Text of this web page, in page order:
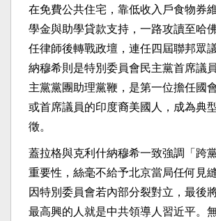
在免費公共住宅，靠低收入戶食物券
學金與助學貸款支持，一路攻讀至哈
任律師後轉戰政壇，連任四屆聯邦眾
納穆希則是特別委員會民主黨首席議
主黨黨團助理黨鞭，是第一位擔任國
或首席議員的印度裔美國人，成為典
徵。
蓋拉格與克利什納穆希一致強調「跨
重要性，絲毫不給予北京當局任何見
因特別委員會若內部分裂對立，最後
最高興的人就是中共領導人習近平。